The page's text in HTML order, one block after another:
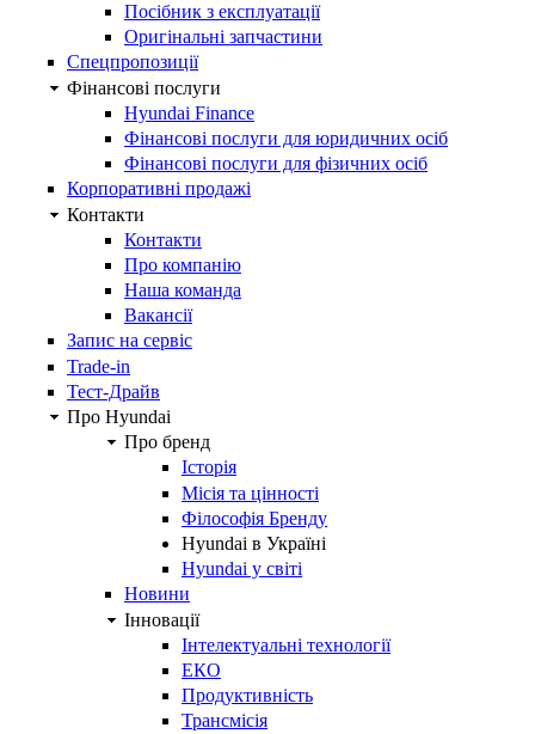
Посібник з експлуатації
Оригінальні запчастини
Спецпропозиції
Фінансові послуги
Hyundai Finance
Фінансові послуги для юридичних осіб
Фінансові послуги для фізичних осіб
Корпоративні продажі
Контакти
Контакти
Про компанію
Наша команда
Вакансії
Запис на сервіс
Trade-in
Тест-Драйв
Про Hyundai
Про бренд
Історія
Місія та цінності
Філософія Бренду
Hyundai в Україні
Hyundai у світі
Новини
Інновації
Інтелектуальні технології
ЕКО
Продуктивність
Трансмісія